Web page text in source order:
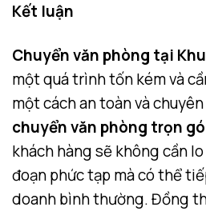
Kết luận
Chuyển văn phòng tại
một quá trình tốn kém và
một cách an toàn và
chuyển văn phòng trọn
khách hàng sẽ không cần
đoạn phức tạp mà có thể
doanh bình thường. Đồng